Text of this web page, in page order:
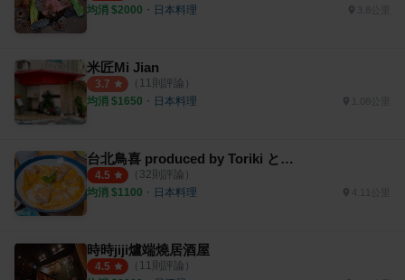
均消 $2000 ・ 日本料理
米匠Mi Jian
3.7 （ 11 則評論）
均消 $1650 ・ 日本料理
台北鳥喜 produced by Toriki とり喜
4.5 （ 32則評論）
均消 $1100 ・ 日本料理 4.11公里
時時jiji爐端燒居酒屋
4.5 （ 11 則評論）